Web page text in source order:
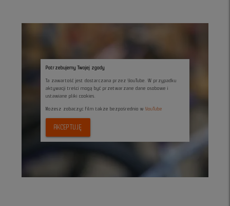
Potrzebujemy Twojej zgody
Ta zawartość jest dostarczana przez YouTube. W przypadku
aktywacji treści mogą być przetwarzane dane osobowe i
ustawiane pliki cookies.
Możesz zobaczyc film także bezpośrednio w YouTube
AKCEPTUJĘ